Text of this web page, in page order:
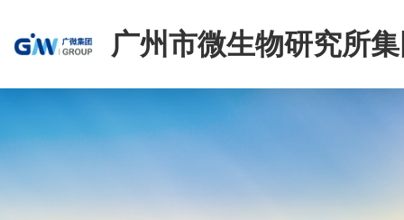
广州市微生物研究所
有限公司